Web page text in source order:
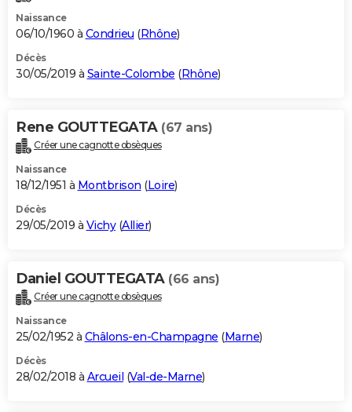
Dictionnaire
Biographies
Citations
Expressions
Proverbes
PROGRAMME TV
S'inscrire
Se connecter
Lycées
Collèges
Primaires
Universités
Entreprises
Service militaire
Avis de recherche
AVIS DE DÉCÈS
Bricolage
Lifestyle
Culture
Sport
Auto
Television
Voyage
Cinema
Naissance
06/10/1960 à Condrieu (Rhône)
Décès
30/05/2019 à Sainte-Colombe (Rhône)
Rene GOUTTEGATA (67 ans)
Créer une cagnotte obsèques
Naissance
18/12/1951 à Montbrison (Loire)
Décès
29/05/2019 à Vichy(Allier)
Daniel GOUTTEGATA (66 ans)
Créer une cagnotte obsèques
Naissance
25/02/1952 à Châlons-en-Champagne (Marne)
Décès
28/02/2018 à Arcueil (Val-de-Marne)